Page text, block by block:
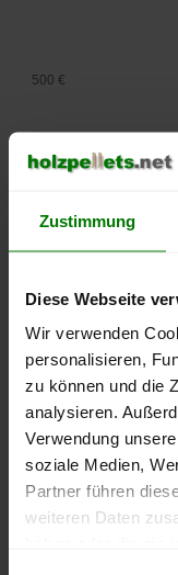
Zustimmung
Diese Webseite
Wir verwenden
personalisieren,
zu können und die
analysieren.
Verwendung
soziale Medien,
Partner führen
weiteren Daten
2025
250 €
500 €
Die aktuelle
können Sie